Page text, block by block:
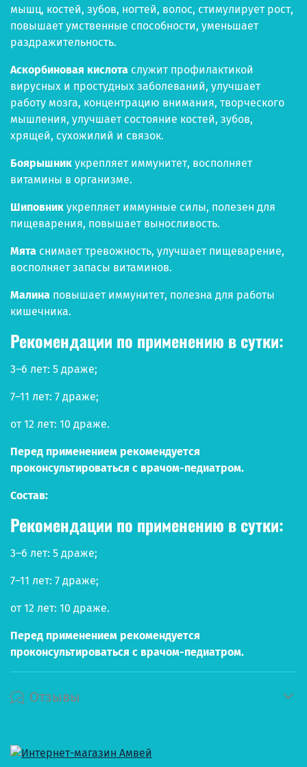
мышц, костей, зубов, ногтей, волос, стимулирует рост,
повышает умственные способности, уменьшает
раздражительность.
Аскорбиновая кислота служит профилактикой
вирусных и простудных заболеваний, улучшает
работу мозга, концентрацию внимания, творческого
мышления, улучшает состояние костей, зубов,
хрящей, сухожилий и связок.
Боярышник укрепляет иммунитет, восполняет
витамины в организме.
Шиповник укрепляет иммунные силы, полезен для
пищеварения, повышает выносливость.
Мята снимает тревожность, улучшает пищеварение,
восполняет запасы витаминов.
Малина повышает иммунитет, полезна для работы
кишечника.
Рекомендации по применению в сутки:
3–6 лет: 5 драже;
7–11 лет: 7 драже;
от 12 лет: 10 драже.
Перед применением рекомендуется
проконсультироваться с врачом-педиатром.
Состав:
Рекомендации по применению в сутки:
3–6 лет: 5 драже;
7–11 лет: 7 драже;
от 12 лет: 10 драже.
Перед применением рекомендуется
проконсультироваться с врачом-педиатром.
Отзывы